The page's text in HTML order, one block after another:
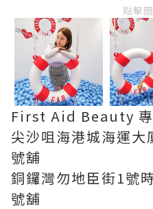
點擊
First Aid Beauty
尖沙咀海港城海運大
號舖
銅鑼灣勿地臣街1號
號舖